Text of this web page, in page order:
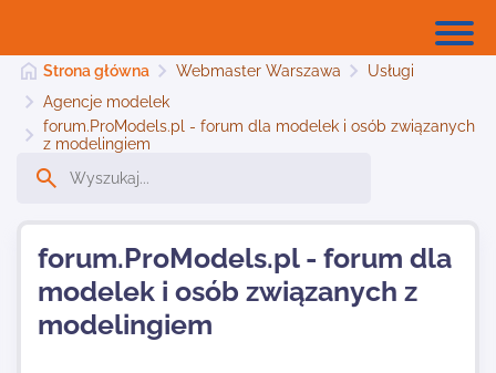
Strona główna
Dodaj stronę
Najnowsze
Strona główna Webmaster Warszawa
Usługi
Agencje modelek
forum.ProModels.pl - forum dla modelek i osób związanych
z modelingiem
forum.ProModels.pl - forum dla
modelek i osób związanych z
modelingiem